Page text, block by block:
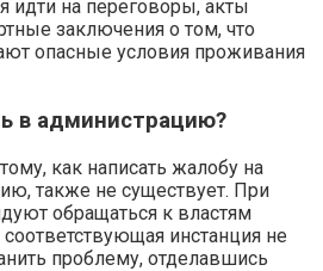
идти на переговоры, акты
заключения о том, что
опасные условия проживания
в администрацию?
как написать жалобу на
также не существует. При
обращаться к властям
соответствующая инстанция не
проблему, отделавшись